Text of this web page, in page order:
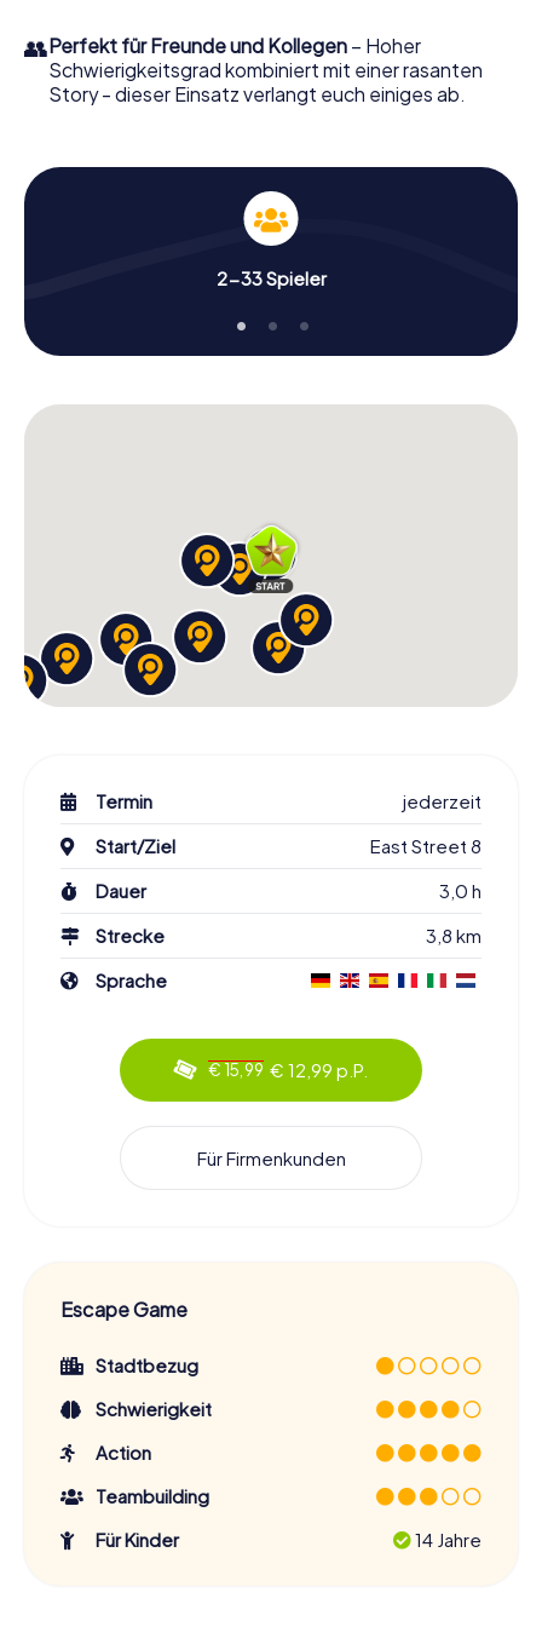
Tynemouth in einen Outdoor Escape Room!
👥Perfekt für Freunde und Kollegen – Hoher
Schwierigkeitsgrad kombiniert mit einer rasanten
Story - dieser Einsatz verlangt euch einiges ab.
2-33 Spieler
Termin
jederzeit
Start/Ziel
East Street 8
Dauer
3,0 h
Strecke
3,8 km
Sprache
€ 15,99 € 12,99 p.P.
Für Firmenkunden
Escape Game
Stadtbezug
Schwierigkeit
Action
Teambuilding
Für Kinder
14 Jahre